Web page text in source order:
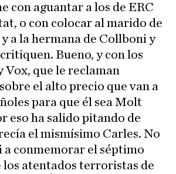
con aguantar a los de ERC
o con colocar al marido de
a la hermana de Collboni y
Bueno, y con los
Vox, que le reclaman
el alto precio que van a
para que él sea Molt
eso ha salido pitando de
el mismísimo Carles. No
a conmemorar el séptimo
los atentados terroristas de